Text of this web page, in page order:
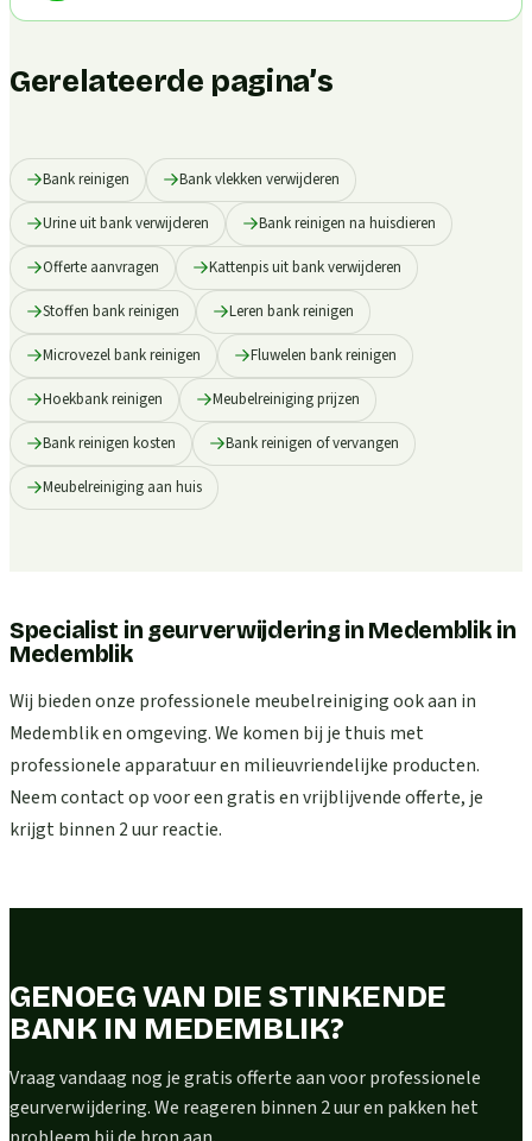
Gerelateerde pagina’s
Bank reinigen Bank vlekken verwijderen
Urine uit bank verwijderen Bank reinigen na huisdieren
Offerte aanvragen Kattenpis uit bank verwijderen
Stoffen bank reinigen Leren bank reinigen
Microvezel bank reinigen Fluwelen bank reinigen
Hoekbank reinigen Meubelreiniging prijzen
Bank reinigen kosten Bank reinigen of vervangen
Meubelreiniging aan huis
Specialist in geurverwijdering in Medemblik in
Medemblik
Wij bieden onze professionele meubelreiniging ook aan in
Medemblik en omgeving. We komen bij je thuis met
professionele apparatuur en milieuvriendelijke producten.
Neem contact op voor een gratis en vrijblijvende offerte, je
krijgt binnen 2 uur reactie.
GENOEG VAN DIE STINKENDE
BANK IN MEDEMBLIK?
Vraag vandaag nog je gratis offerte aan voor professionele
geurverwijdering. We reageren binnen 2 uur en pakken het